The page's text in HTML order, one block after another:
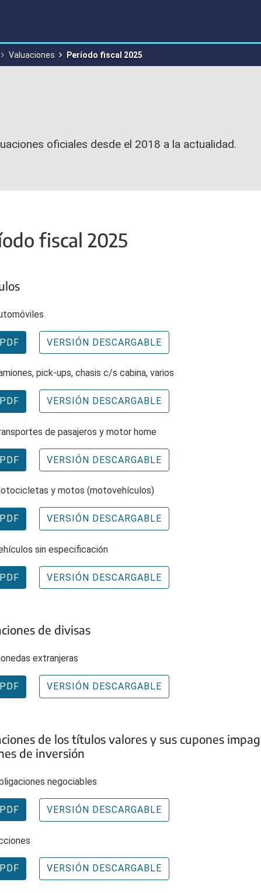
Valuaciones Período fiscal 2025
oficiales desde el 2018 a la actualidad.
fiscal 2025
PDF VERSIÓN DESCARGABLE
pick-ups, chasis c/s cabina, varios
PDF VERSIÓN DESCARGABLE
de pasajeros y motor home
PDF VERSIÓN DESCARGABLE
y motos (motovehículos)
PDF VERSIÓN DESCARGABLE
sin especificación
PDF VERSIÓN DESCARGABLE
de divisas
extranjeras
PDF VERSIÓN DESCARGABLE
de los títulos valores y sus cupones
de inversión
negociables
PDF VERSIÓN DESCARGABLE
PDF VERSIÓN DESCARGABLE